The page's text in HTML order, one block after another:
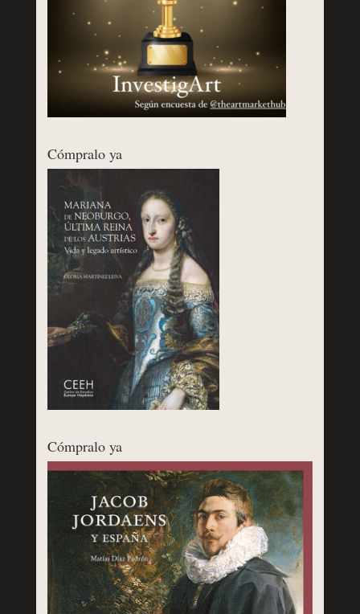
Cómpralo ya
Cómpralo ya